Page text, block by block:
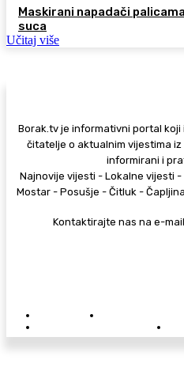
Maskirani napadači
suca
Učitaj više
Borak.tv je informativni portal
čitatelje o aktualnim vijestima
informirani i
Najnovije vijesti - Lokalne vijesti
Mostar - Posušje - Čitluk -
Kontaktirajte nas na e-